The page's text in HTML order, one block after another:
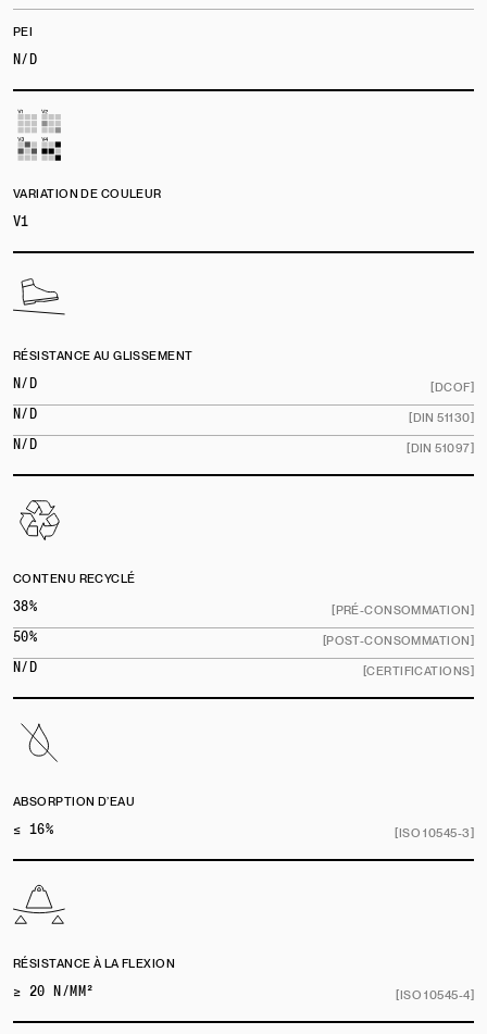
PEI
N/D
VARIATION DE COULEUR
V1
RÉSISTANCE AU GLISSEMENT
N/D
[DCOF]
N/D
[DIN 51130]
N/D
[DIN 51097]
CONTENU RECYCLÉ
38%
[PRÉ-CONSOMMATION]
50%
[POST-CONSOMMATION]
N/D
[CERTIFICATIONS]
ABSORPTION D’EAU
≤ 16%
[ISO 10545-3]
RÉSISTANCE À LA FLEXION
≥ 20 N/MM²
[ISO 10545-4]